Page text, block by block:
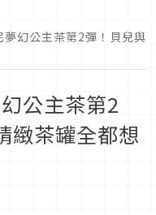
幻公主茶第2彈！貝兒與
公主茶第2
緻茶罐全都想